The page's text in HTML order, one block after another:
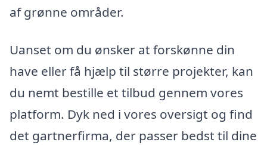
af grønne områder.
Uanset om du ønsker at forskønne din
have eller få hjælp til større projekter, kan
du nemt bestille et tilbud gennem vores
platform. Dyk ned i vores oversigt og find
det gartnerfirma, der passer bedst til dine